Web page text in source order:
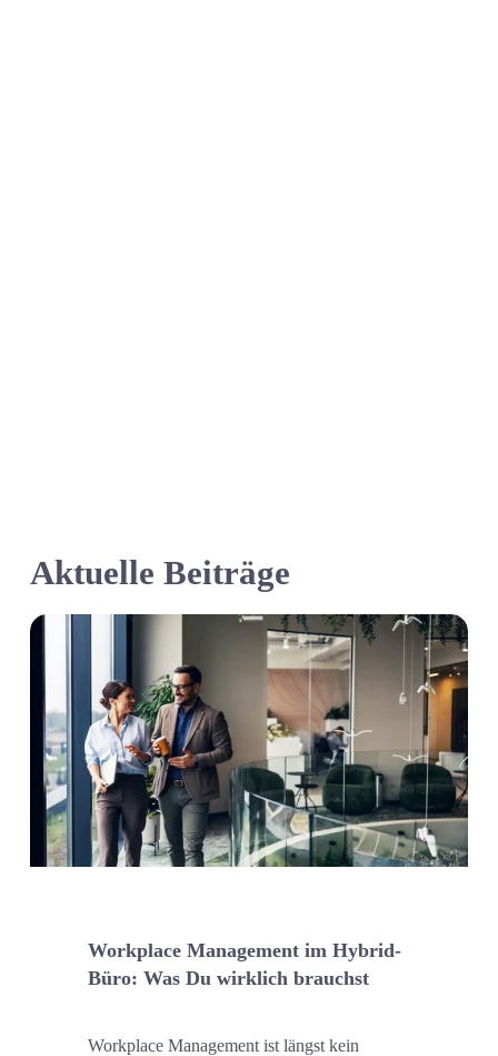
Aktuelle Beiträge
Workplace Management im Hybrid-
Büro: Was Du wirklich brauchst
Workplace Management ist längst kein